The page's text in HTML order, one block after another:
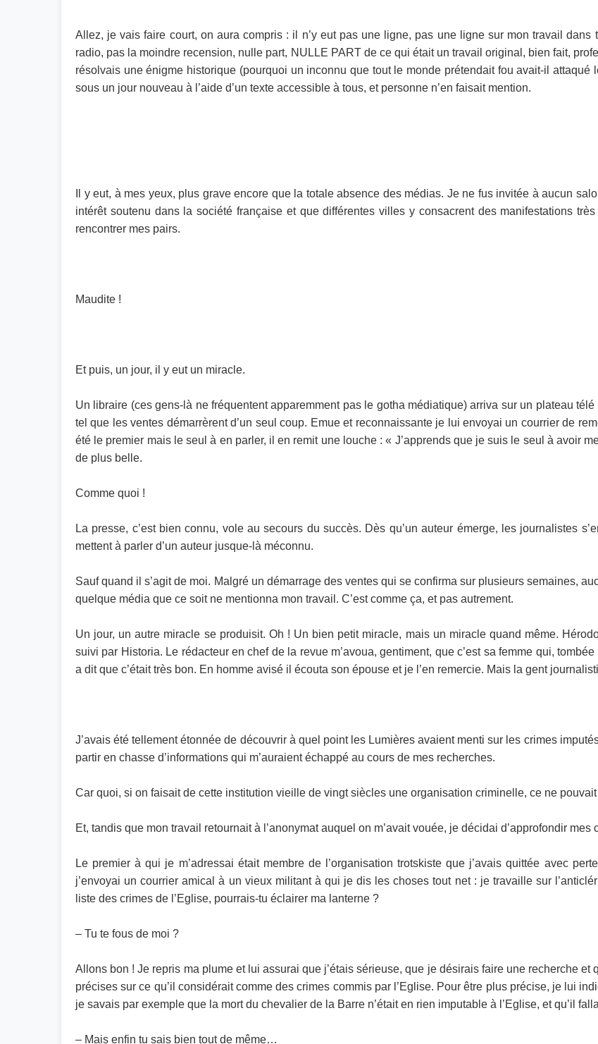
Allez, je vais faire court, on aura compris : il n’y eut pas une ligne, pas une ligne sur mon travail
radio, pas la moindre recension, nulle part, NULLE PART de ce qui était un travail original, bien fait,
résolvais une énigme historique (pourquoi un inconnu que tout le monde prétendait fou avait-il
sous un jour nouveau à l’aide d’un texte accessible à tous, et personne n’en faisait mention.
Il y eut, à mes yeux, plus grave encore que la totale absence des médias. Je ne fus invitée à aucun
intérêt soutenu dans la société française et que différentes villes y consacrent des manifestations
rencontrer mes pairs.
Maudite !
Et puis, un jour, il y eut un miracle.
Un libraire (ces gens-là ne fréquentent apparemment pas le gotha médiatique) arriva sur un plateau
tel que les ventes démarrèrent d’un seul coup. Emue et reconnaissante je lui envoyai un courrier de
été le premier mais le seul à en parler, il en remit une louche : « J’apprends que je suis le seul à avoir
de plus belle.
Comme quoi !
La presse, c’est bien connu, vole au secours du succès. Dès qu’un auteur émerge, les journalistes
mettent à parler d’un auteur jusque-là méconnu.
Sauf quand il s’agit de moi. Malgré un démarrage des ventes qui se confirma sur plusieurs semaines,
quelque média que ce soit ne mentionna mon travail. C’est comme ça, et pas autrement.
Un jour, un autre miracle se produisit. Oh ! Un bien petit miracle, mais un miracle quand même.
suivi par Historia. Le rédacteur en chef de la revue m’avoua, gentiment, que c’est sa femme qui,
a dit que c’était très bon. En homme avisé il écouta son épouse et je l’en remercie. Mais la gent
J’avais été tellement étonnée de découvrir à quel point les Lumières avaient menti sur les crimes
partir en chasse d’informations qui m’auraient échappé au cours de mes recherches.
Car quoi, si on faisait de cette institution vieille de vingt siècles une organisation criminelle, ce ne
Et, tandis que mon travail retournait à l’anonymat auquel on m’avait vouée, je décidai d’approfondir mes
Le premier à qui je m’adressai était membre de l’organisation trotskiste que j’avais quittée avec
j’envoyai un courrier amical à un vieux militant à qui je dis les choses tout net : je travaille sur
liste des crimes de l’Eglise, pourrais-tu éclairer ma lanterne ?
– Tu te fous de moi ?
Allons bon ! Je repris ma plume et lui assurai que j’étais sérieuse, que je désirais faire une recherche
précises sur ce qu’il considérait comme des crimes commis par l’Eglise. Pour être plus précise, je lui
je savais par exemple que la mort du chevalier de la Barre n’était en rien imputable à l’Eglise, et qu’il
– Mais enfin tu sais bien tout de même…